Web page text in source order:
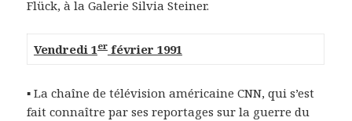
Flück, à la Galerie Silvia Steiner.
Vendredi 1erfévrier 1991
▪ La chaîne de télévision américaine CNN, qui s’est
fait connaître par ses reportages sur la guerre du